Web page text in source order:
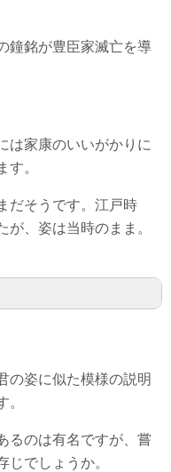
鐘銘が豊臣家滅亡を導
は家康のいいがかりに
す。
だそうです。江戸時
、姿は当時のまま。
の姿に似た模様の説明
。
るのは有名ですが、嘗
じでしょうか。